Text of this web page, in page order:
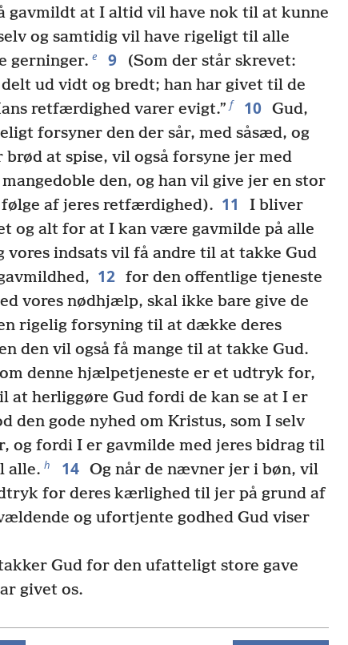
gavmildt at I altid vil have nok til at kunne
og samtidig vil have rigeligt til alle
gerninger. e 9
(Som der står skrevet:
delt ud vidt og bredt; han har givet til de
retfærdighed varer evigt.” f 10 Gud,
forsyner den der sår, med såsæd, og
brød at spise, vil også forsyne jer med
den, og han vil give jer en stor
følge af jeres retfærdighed). 11
I bliver
og alt for at I kan være gavmilde på alle
vores indsats vil få andre til at takke Gud
12 for den offentlige tjeneste
vores nødhjælp, skal ikke bare give de
rigelig forsyning til at dække deres
den vil også få mange til at takke Gud.
denne hjælpetjeneste er et udtryk for,
at herliggøre Gud fordi de kan se at I er
den gode nyhed om Kristus, som I selv
og fordi I er gavmilde med jeres bidrag til
alle. h 14 Og når de nævner jer i bøn, vil
for deres kærlighed til jer på grund af
og ufortjente godhed Gud viser
Gud for den ufatteligt store gave
givet os.